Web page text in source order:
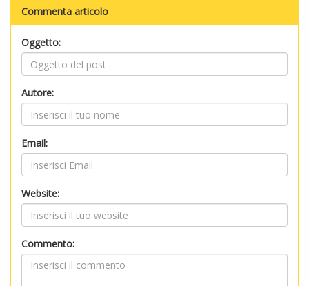
Commenta articolo
Oggetto:
Autore:
Email:
Website:
Commento: